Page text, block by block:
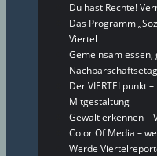
Du hast Rechte!
Das Programm
Viertel
Gemeinsam essen,
Der VIERTELpunkt
Mitgestaltung
Gewalt erkennen –
Color Of Media –
Werde